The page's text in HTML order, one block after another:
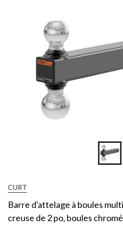
CURT
Barre d'attelage à boules
creuse de 2 po, boules